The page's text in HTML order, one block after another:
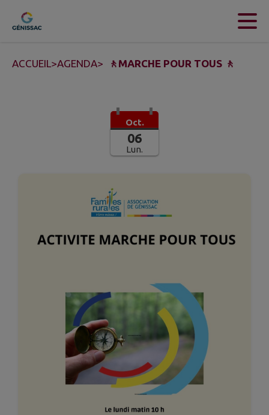
Contenu
ACCUEIL>AGENDA> 🚶MARCHE POUR TOUS 🚶
Oct.
06
Lun.